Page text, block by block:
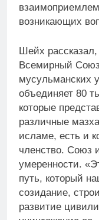
возникающих
Шейх рассказал,
Всемирный Союз
мусульманских
объединяет 80
которые
различные
исламе, есть и
членство. Союз
умеренности.
путь, который
созидание,
развитие